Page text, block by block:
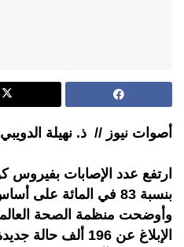
أصوات نيوز // ذ. نهيلة الدويبي
ارتفع عدد الإصابات بفيروس
بنسبة 83 في المائة على أساس أسبوعي.
وأوضحت منظمة الصحة
الإبلاغ عن 196